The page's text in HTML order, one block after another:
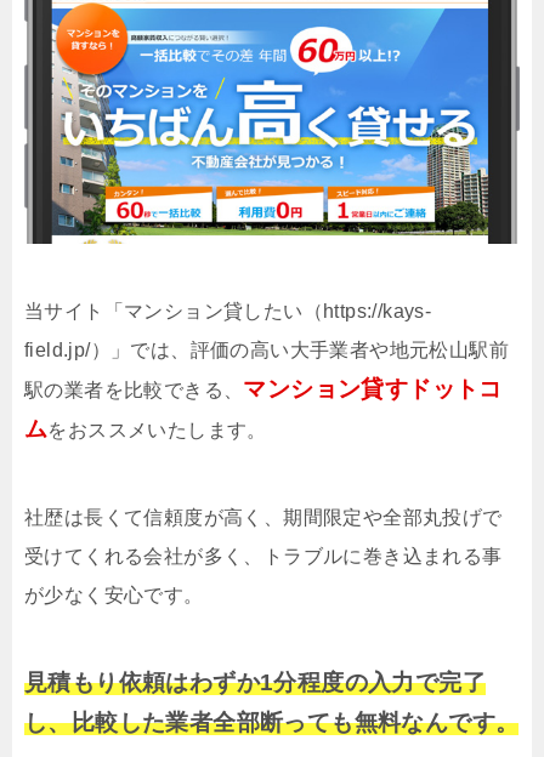
当サイト「マンション貸したい（https://kays-
field.jp/）」では、評価の高い大手業者や地元松山駅前
駅の業者を比較できる、 マンション貸すドットコ
ムをおススメいたします。
社歴は長くて信頼度が高く、期間限定や全部丸投げで
受けてくれる会社が多く、トラブルに巻き込まれる事
が少なく安心です。
見積もり依頼はわずか1分程度の入力で完了
し、比較した業者全部断っても無料なんです。